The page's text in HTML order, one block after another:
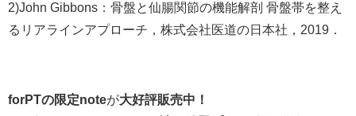
2)John Gibbons：骨盤と仙腸関節の機能解剖 骨盤帯を整え
るリアラインアプローチ，株式会社医道の日本社，2019．
forPTの限定noteが大好評販売中！